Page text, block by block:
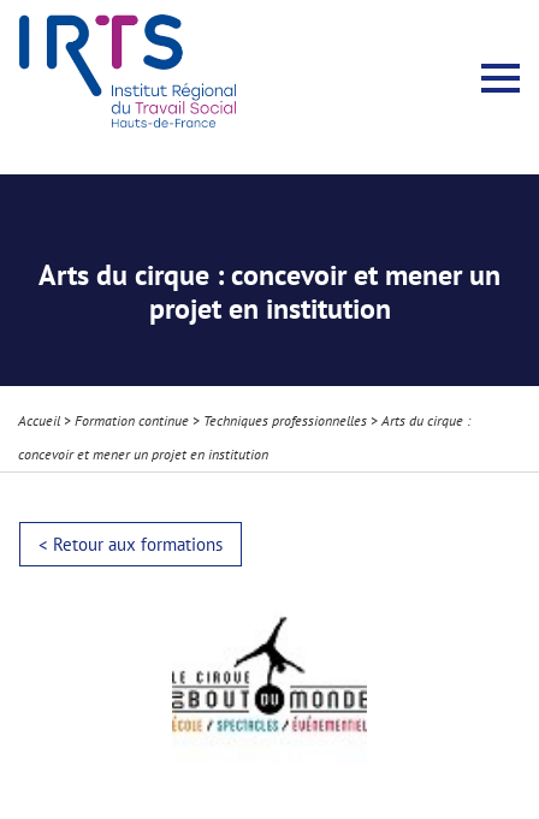
Arts du cirque : concevoir et mener un
projet en institution
Accueil > Formation continue > Techniques professionnelles >Arts du cirque :
concevoir et mener un projet en institution
< Retour aux formations